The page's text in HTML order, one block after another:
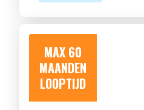
MAX 60
MAANDEN
LOOPTIJD